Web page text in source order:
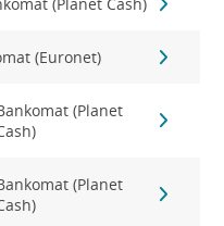
(Euronet)
(Planet
(Planet